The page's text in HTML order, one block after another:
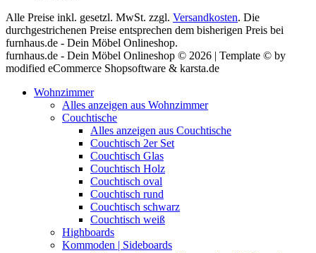
Alle Preise inkl. gesetzl. MwSt. zzgl. Versandkosten. Die
durchgestrichenen Preise entsprechen dem bisherigen Preis bei
furnhaus.de - Dein Möbel Onlineshop.
furnhaus.de - Dein Möbel Onlineshop © 2026 | Template © by
modified eCommerce Shopsoftware & karsta.de
Wohnzimmer
Alles anzeigen aus Wohnzimmer
Couchtische
Alles anzeigen aus Couchtische
Couchtisch 2er Set
Couchtisch Glas
Couchtisch Holz
Couchtisch oval
Couchtisch rund
Couchtisch schwarz
Couchtisch weiß
Highboards
Kommoden | Sideboards